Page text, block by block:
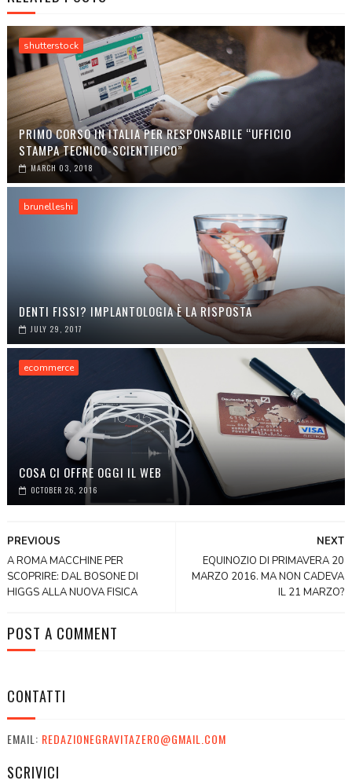
shutterstock
PRIMO CORSO IN ITALIA PER RESPONSABILE “UFFICIO
STAMPA TECNICO-SCIENTIFICO”
MARCH 03, 2018
brunelleshi
DENTI FISSI? IMPLANTOLOGIA È LA RISPOSTA
JULY 29, 2017
ecommerce
COSA CI OFFRE OGGI IL WEB
OCTOBER 26, 2016
NEXT
EQUINOZIO DI PRIMAVERA 20
MARZO 2016. MA NON CADEVA
IL 21 MARZO?
PREVIOUS
A ROMA MACCHINE PER
SCOPRIRE: DAL BOSONE DI
HIGGS ALLA NUOVA FISICA
POST A COMMENT
CONTATTI
EMAIL: REDAZIONEGRAVITAZERO@GMAIL.COM
SCRIVICI